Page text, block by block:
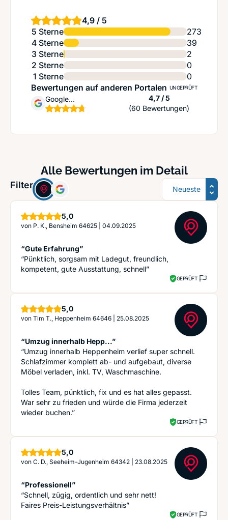
4,9 / 5
5 Sterne
273
4 Sterne
39
3 Sterne
2
2 Sterne
0
1 Sterne
0
Bewertungen auf anderen Portalen UNGEPRÜFT
Google
Unternehmensprofil
4,7 / 5Sternen
(60 Bewertungen)
Alle Bewertungen im Detail
Filter: Sortierung
5,0Sterne
von P. K., Bensheim 64625 04.09.2025
“Gute Erfahrung”
“Pünktlich, sorgsam mit Ladegut, freundlich,
kompetent, gute Ausstattung, schnell”
GEPRÜFT
5,0Sterne
von Tim T., Heppenheim 64646 25.08.2025
“Umzug innerhalb Hepp...”
“Umzug innerhalb Heppenheim verlief super schnell.
Schlafzimmer komplett ab- und aufgebaut, diverse
Möbel verladen, inkl. TV, Waschmaschine.
Tolles Team, pünktlich, fix und es hat alles gepasst.
War sehr zu frieden und würde die Firma jederzeit
wieder buchen.”
GEPRÜFT
5,0Sterne
von C. D., Seeheim-Jugenheim 64342 23.08.2025
“Professionell”
“Schnell, zügig, ordentlich und sehr nett!
Faires Preis-Leistungsverhältnis”
GEPRÜFT